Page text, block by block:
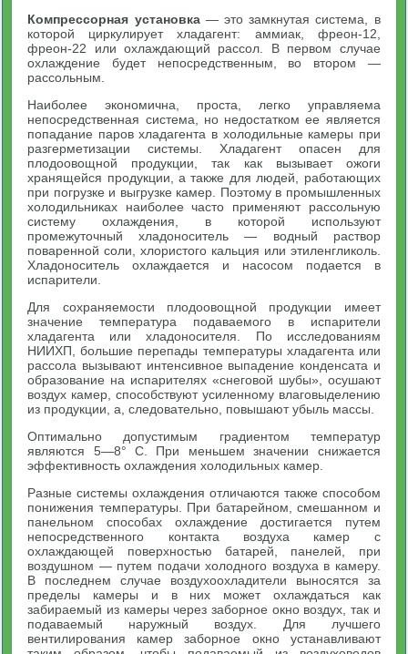
Компрессорная установка— это замкнутая система, в
которой циркулирует хладагент: аммиак, фреон-12,
фреон-22 или охлаждающий рассол. В первом случае
охлаждение будет непосредственным, во втором —
рассольным.
Наиболее экономична, проста, легко управляема
непосредственная система, но недостатком ее является
попадание паров хладагента в холодильные камеры при
разгерметизации системы. Хладагент опасен для
плодоовощной продукции, так как вызывает ожоги
хранящейся продукции, а также для людей, работающих
при погрузке и выгрузке камер. Поэтому в промышленных
холодильниках наиболее часто применяют рассольную
систему охлаждения, в которой используют
промежуточный хладоноситель — водный раствор
поваренной соли, хлористого кальция или этиленгликоль.
Хладоноситель охлаждается и насосом подается в
испарители.
Для сохраняемости плодоовощной продукции имеет
значение температура подаваемого в испарители
хладагента или хладоносителя. По исследованиям
НИИХП, большие перепады температуры хладагента или
рассола вызывают интенсивное выпадение конденсата и
образование на испарителях «снеговой шубы», осушают
воздух камер, способствуют усиленному влаговыделению
из продукции, а, следовательно, повышают убыль массы.
Оптимально допустимым градиентом температур
являются 5—8° С. При меньшем значении снижается
эффективность охлаждения холодильных камер.
Разные системы охлаждения отличаются также способом
понижения температуры. При батарейном, смешанном и
панельном способах охлаждение достигается путем
непосредственного контакта воздуха камер с
охлаждающей поверхностью батарей, панелей, при
воздушном — путем подачи холодного воздуха в камеру.
В последнем случае воздухоохладители выносятся за
пределы камеры и в них может охлаждаться как
забираемый из камеры через заборное окно воздух, так и
подаваемый наружный воздух. Для лучшего
вентилирования камер заборное окно устанавливают